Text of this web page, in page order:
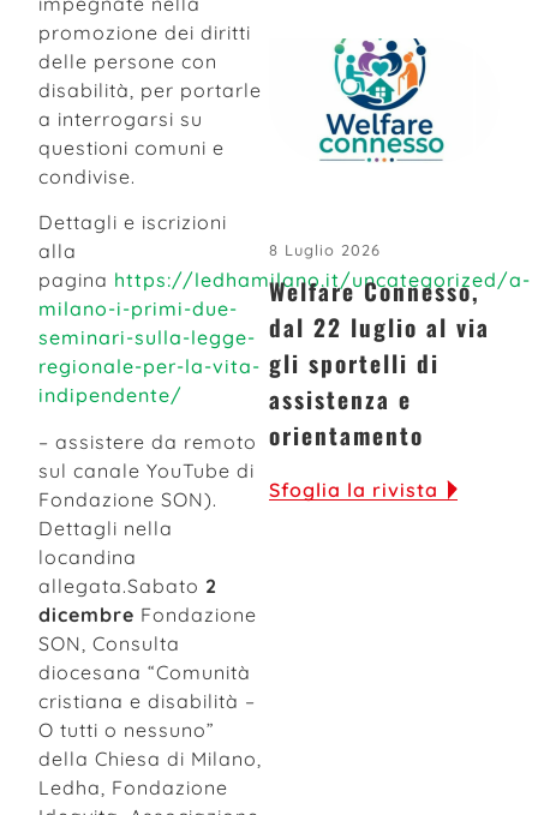
promozione dei diritti
delle persone con
disabilità, per portarle
a interrogarsi su
questioni comuni e
condivise.
Dettagli e iscrizioni
alla
pagina https://ledhamilano.it/uncategorized/a-
milano-i-primi-due-
seminari-sulla-legge-
regionale-per-la-vita-
indipendente/
– assistere da remoto
sul canale YouTube di
Fondazione SON).
Dettagli nella
locandina
allegata.Sabato 2
dicembre Fondazione
SON, Consulta
diocesana “Comunità
cristiana e disabilità –
O tutti o nessuno”
della Chiesa di Milano,
Ledha, Fondazione
8 Luglio 2026
Welfare Connesso,
dal 22 luglio al via
gli sportelli di
assistenza e
orientamento
Sfoglia la rivista